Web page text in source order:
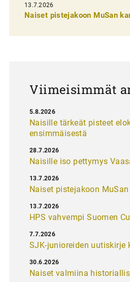
e
13.7.2026
Naiset pistejakoon MuSan
Viimeisimmät
Naisille tärkeät pisteet
ensimmäisestä
5.8.2026
Naisille iso pettymys
28.7.2026
Naiset pistejakoon
13.7.2026
HPS vahvempi Suomen
13.7.2026
SJK-junioreiden uutiskirje
7.7.2026
Naiset valmiina
30.6.2026